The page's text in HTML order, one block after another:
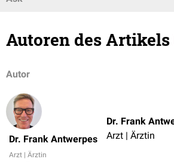
Autoren des Artikels
Autor
Dr. Frank Antwerpes
Arzt | Ärztin
Dr. Frank
Arzt | Ärztin